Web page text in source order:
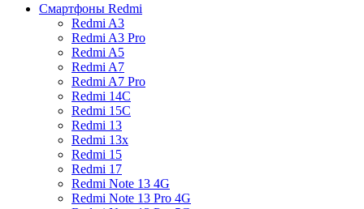
Смартфоны Redmi
Redmi A3
Redmi A3 Pro
Redmi A5
Redmi A7
Redmi A7 Pro
Redmi 14C
Redmi 15C
Redmi 13
Redmi 13x
Redmi 15
Redmi 17
Redmi Note 13 4G
Redmi Note 13 Pro 4G